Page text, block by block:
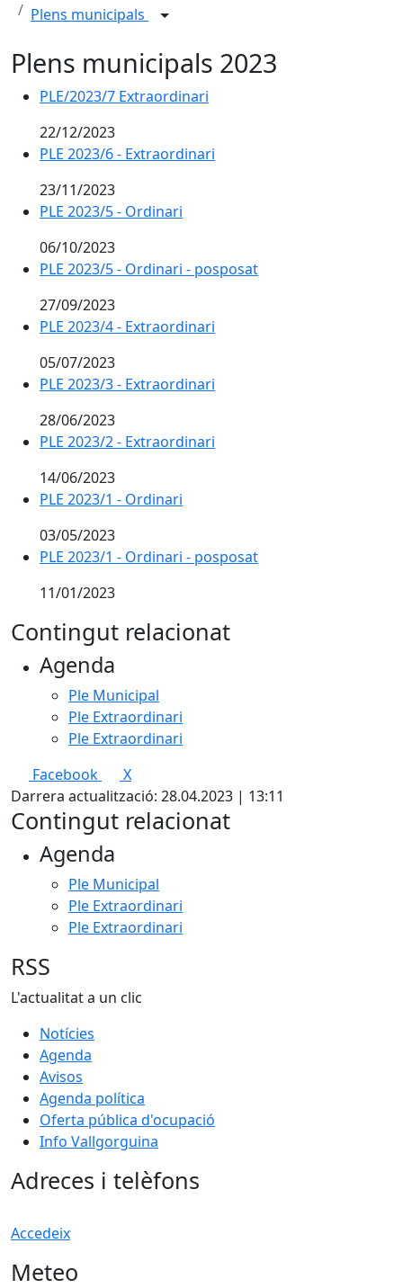
Plens municipals
Plens municipals 2023
PLE/2023/7 Extraordinari
22/12/2023
PLE 2023/6 - Extraordinari
23/11/2023
PLE 2023/5 - Ordinari
06/10/2023
PLE 2023/5 - Ordinari - posposat
27/09/2023
PLE 2023/4 - Extraordinari
05/07/2023
PLE 2023/3 - Extraordinari
28/06/2023
PLE 2023/2 - Extraordinari
14/06/2023
PLE 2023/1 - Ordinari
03/05/2023
PLE 2023/1 - Ordinari - posposat
11/01/2023
Contingut relacionat
Agenda
Ple Municipal
Ple Extraordinari
Ple Extraordinari
Facebook
X
Darrera actualització: 28.04.2023 | 13:11
Contingut relacionat
Agenda
Ple Municipal
Ple Extraordinari
Ple Extraordinari
RSS
L'actualitat a un clic
Notícies
Agenda
Avisos
Agenda política
Oferta pública d'ocupació
Info Vallgorguina
Adreces i telèfons
Accedeix
Meteo